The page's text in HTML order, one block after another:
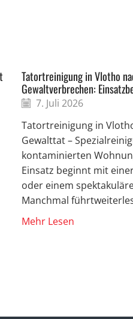
Tatortreinigung in Vlotho
Gewaltverbrechen:
7. Juli 2026
Tatortreinigung in
Gewalttat –
kontaminierten
Einsatz beginnt mit
oder einem
Manchmal
Mehr Lesen